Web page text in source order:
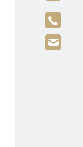
A
H